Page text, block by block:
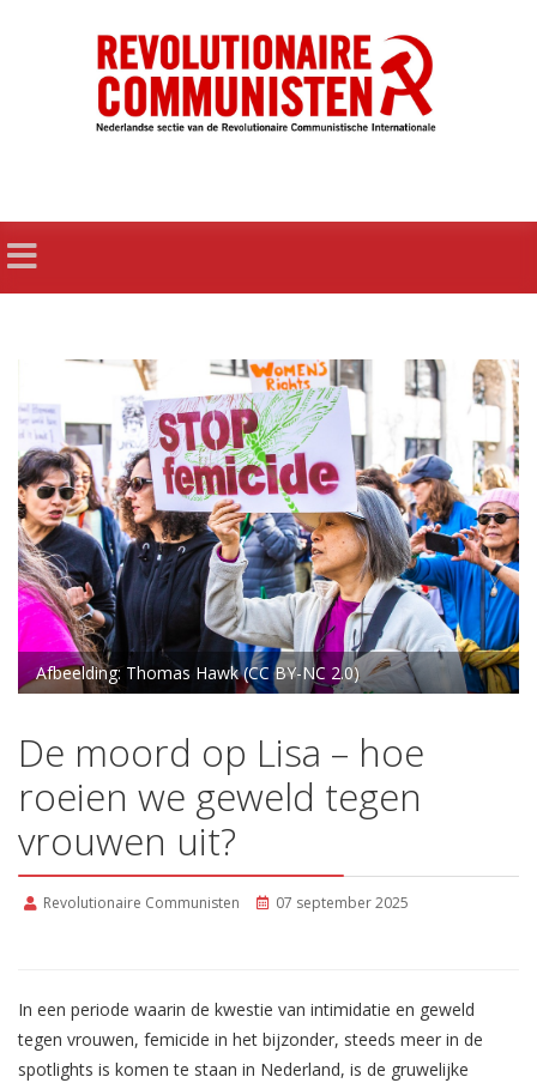
Afbeelding: Thomas Hawk (CC BY-NC 2.0)
De moord op Lisa – hoe
roeien we geweld tegen
vrouwen uit?
Revolutionaire Communisten 07 september 2025
In een periode waarin de kwestie van intimidatie en geweld
tegen vrouwen, femicide in het bijzonder, steeds meer in de
spotlights is komen te staan in Nederland, is de gruwelijke